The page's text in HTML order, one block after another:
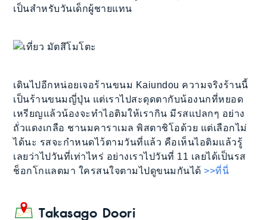
เป็นสำหรับวันเด็กผู้ชายแทน
เดินไปอีกหน่อยเจอร้านขนม Kaiundou ความจริงร้านนี้
เป็นร้านขนมญี่ปุ่น แต่เราไปสะดุดตากับน้องนกที่หยอด
เหรียญแล้วน้องจะทำไอติมให้เรากิน มีรสแปลกๆ อย่าง
ถั่วแดงเกลือ ชานมคาราเมล พิสตาชิโอด้วย แต่เลือกไม่
ได้นะ รสจะกำหนดไว้ตามวันที่แล้ว คือเห็นไอติมแล้วรู้
เลยว่าไปวันที่เท่าไหร่ อย่างเราไปวันที่ 11 เลยได้เป็นรส
ช็อกโกแลตมา ใครสนใจตามไปดูขนมกันได้>>ที่นี่
Takasago Doori